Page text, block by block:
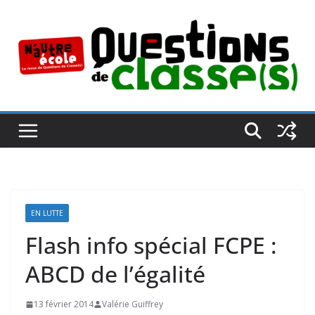
contenu
EN LUTTE
Flash info spécial FCPE :
ABCD de l’égalité
13 février 2014 Valérie Guiffrey